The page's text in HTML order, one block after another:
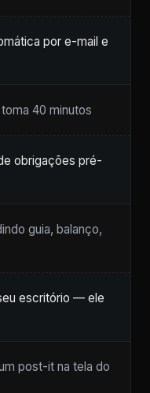
por e-mail e
40 minutos
obrigações pré-
guia, balanço,
escritório — ele
post-it na tela do